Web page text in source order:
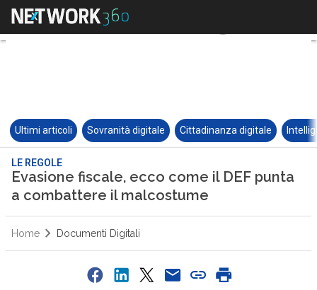
Ultimi articoli Sovranità digitale Cittadinanza digitale
LE REGOLE
Evasione fiscale, ecco come il DEF punta
a combattere il malcostume
Home Documenti Digitali